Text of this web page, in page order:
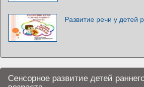
Развитие речи у детей
Сенсорное развитие детей